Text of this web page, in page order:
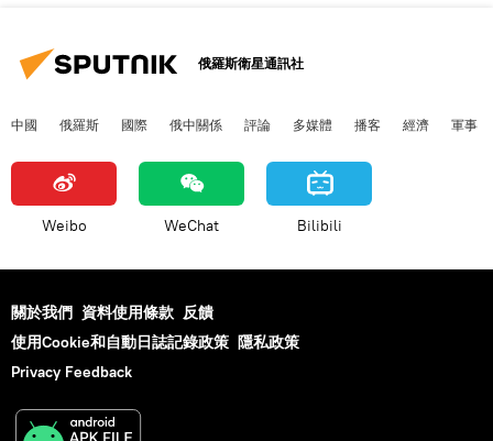
俄羅斯衛星通訊社
中國 俄羅斯 國際 俄中關係 評論 多媒體 播客 經濟 軍事
Weibo WeChat Bilibili
關於我們 資料使用條款 反饋
使用Cookie和自動日誌記錄政策 隱私政策
Privacy Feedback